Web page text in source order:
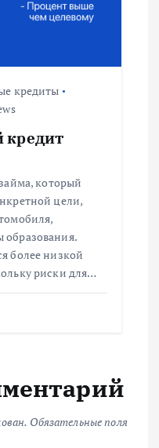
кредиты
кредит
который
цели,
более низкой
риски для…
Обязательные поля